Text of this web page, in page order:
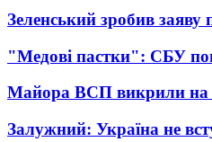
Зеленський зробив заяву
"Медові пастки": СБУ
Майора ВСП викрили на
Залужний: Україна не